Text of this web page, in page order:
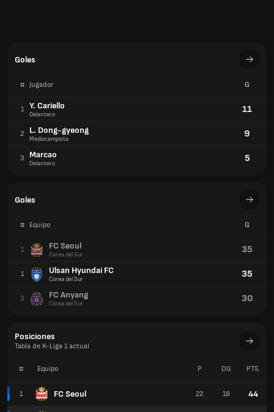
Goles
# Jugador G
1 Y. Cariello
Delantero 11
2 L. Dong-gyeong
Mediocampista 9
3 Marcao
Delantero 5
Goles
# Equipo G
1 FC Seoul
Corea del Sur 35
1 Ulsan Hyundai FC
Corea del Sur 35
3 FC Anyang
Corea del Sur 30
Posiciones
Tabla de K-Liga 1 actual
# Equipo
1 FC Seoul
P DG PTS.
22 18 44